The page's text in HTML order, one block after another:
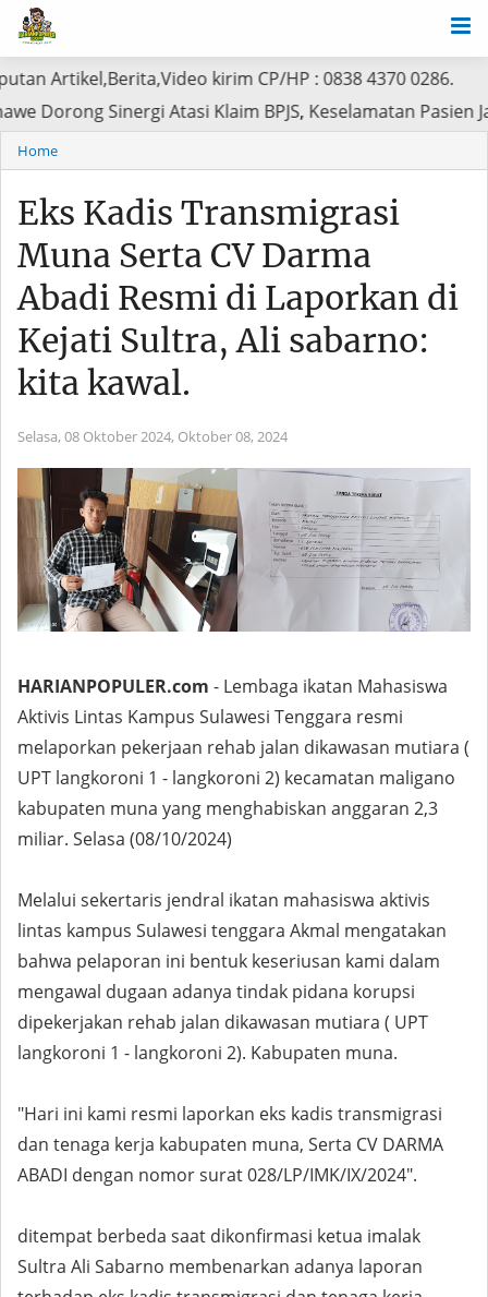
kirim CP/HP : 0838 4370 0286.
Konawe Dorong Sinergi Atasi Klaim BPJS,
Home
Eks Kadis Transmigrasi
Muna Serta CV Darma
Abadi Resmi di Laporkan di
Kejati Sultra, Ali sabarno:
kita kawal.
Selasa, 08 Oktober 2024, Oktober 08, 2024
HARIANPOPULER.com - Lembaga ikatan Mahasiswa
Aktivis Lintas Kampus Sulawesi Tenggara resmi
melaporkan pekerjaan rehab jalan dikawasan mutiara (
UPT langkoroni 1 - langkoroni 2) kecamatan maligano
kabupaten muna yang menghabiskan anggaran 2,3
miliar. Selasa (08/10/2024)
Melalui sekertaris jendral ikatan mahasiswa aktivis
lintas kampus Sulawesi tenggara Akmal mengatakan
bahwa pelaporan ini bentuk keseriusan kami dalam
mengawal dugaan adanya tindak pidana korupsi
dipekerjakan rehab jalan dikawasan mutiara ( UPT
langkoroni 1 - langkoroni 2). Kabupaten muna.
"Hari ini kami resmi laporkan eks kadis transmigrasi
dan tenaga kerja kabupaten muna, Serta CV DARMA
ABADI dengan nomor surat 028/LP/IMK/IX/2024".
ditempat berbeda saat dikonfirmasi ketua imalak
Sultra Ali Sabarno membenarkan adanya laporan